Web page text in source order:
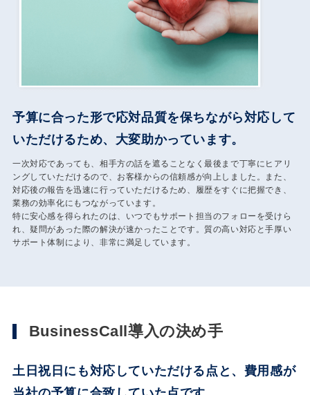
予算に合った形で応対品質を保ちながら対応して
いただけるため、大変助かっています。
一次対応であっても、相手方の話を遮ることなく最後まで丁寧にヒアリ
ングしていただけるので、お客様からの信頼感が向上しました。また、
対応後の報告を迅速に行っていただけるため、履歴をすぐに把握でき、
業務の効率化にもつながっています。
特に安心感を得られたのは、いつでもサポート担当のフォローを受けら
れ、疑問があった際の解決が速かったことです。質の高い対応と手厚い
サポート体制により、非常に満足しています。
BusinessCall導入の決め手
土日祝日にも対応していただける点と、費用感が